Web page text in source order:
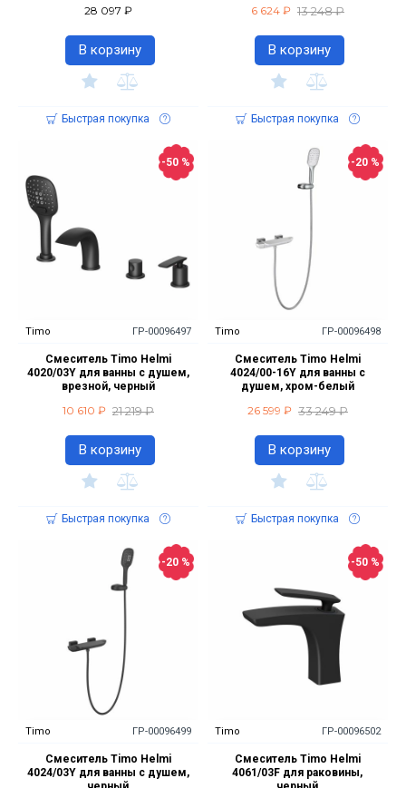
28 097 ₽
В корзину
Быстрая покупка
6 624 ₽ 13 248 ₽
В корзину
Быстрая покупка
-50 %
Timo ГР-00096497
Смеситель Timo Helmi
4020/03Y для ванны с душем,
врезной, черный
10 610 ₽ 21 219 ₽
В корзину
Быстрая покупка
-20 %
Timo ГР-00096498
Смеситель Timo Helmi
4024/00-16Y для ванны с
душем, хром-белый
26 599 ₽ 33 249 ₽
В корзину
Быстрая покупка
-20 %
Timo ГР-00096499
Смеситель Timo Helmi
4024/03Y для ванны с душем,
-50 %
Timo ГР-00096502
Смеситель Timo Helmi
4061/03F для раковины,